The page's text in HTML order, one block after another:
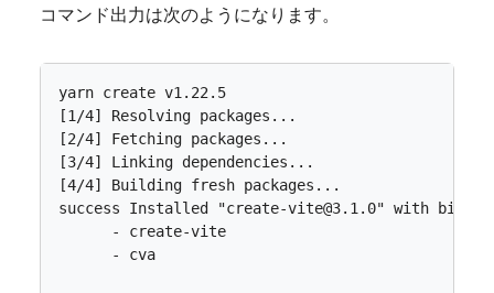
コマンド出力は次のようになります。